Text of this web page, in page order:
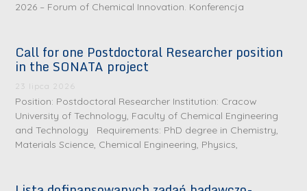
2026 – Forum of Chemical Innovation. Konferencja
Call for one Postdoctoral Researcher position
in the SONATA project
23 lipca 2026
Position: Postdoctoral Researcher Institution: Cracow
University of Technology, Faculty of Chemical Engineering
and Technology Requirements: PhD degree in Chemistry,
Materials Science, Chemical Engineering, Physics,